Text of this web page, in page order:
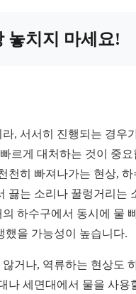
놓치지 마세요!
, 서서히 진행되는 경우
르게 대처하는 것이 중요
천히 빠져나가는 현상, 하
끓는 소리나 꿀렁거리는
하수구에서 동시에 물
했을 가능성이 높습니다.
거나, 역류하는 현상도
나 세면대에서 물을 사용